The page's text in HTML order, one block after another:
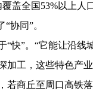
盖全国53%以上人
协同”。
”。“它能让沿线
工，这些特色产
若商丘至周口高铁